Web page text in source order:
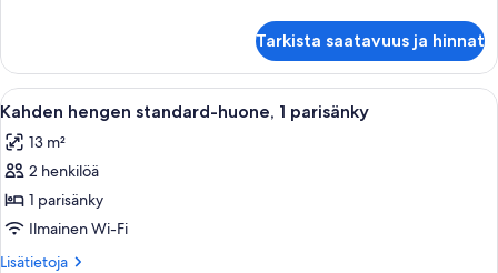
hengen
sänky
kuvat
standard-
huone,
1
hengen
sänky
Tarkista saatavuus ja hinnat
Avaa
kaikki
huonetyypin
Kahden
hengen
standard-
huone,
Kahden hengen standard-huone, 1
12
Kahden hengen standard-huone, 1 parisänky
13 m²
2 henkilöä
1 parisänky
Ilmainen Wi-Fi
Lisätietoja
Lisätietoja